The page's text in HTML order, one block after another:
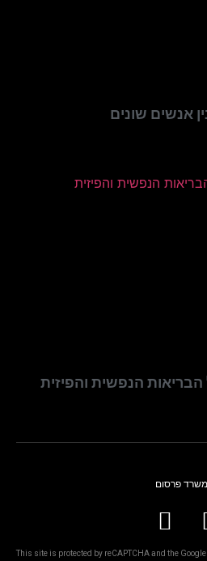
אנשים שונים
הנפשית והפיזית
משרד פרסום
This site is protected by reCAPTCHA and the Google